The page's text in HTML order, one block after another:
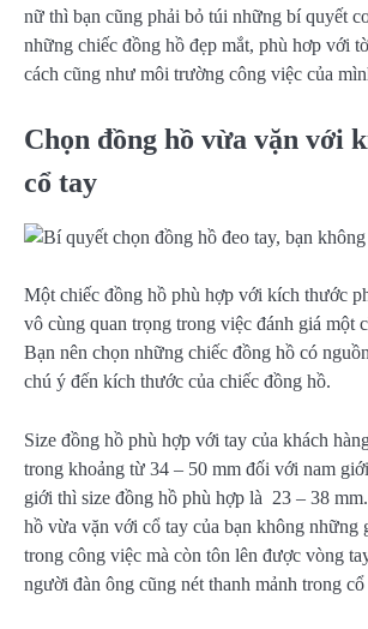
nữ thì bạn cũng phải bỏ túi những bí quyết
những chiếc đồng hồ đẹp mắt, phù hơp với
cách cũng như môi trường công việc của
Chọn đồng hồ vừa vặn với
cổ tay
Một chiếc đồng hồ phù hợp với kích thước
vô cùng quan trọng trong việc đánh giá một
Bạn nên chọn những chiếc đồng hồ có
chú ý đến kích thước của chiếc đồng hồ.
Size đồng hồ phù hợp với tay của khách
trong khoảng từ 34 – 50 mm đối với nam
giới thì size đồng hồ phù hợp là 23 – 38
hồ vừa vặn với cổ tay của bạn không những
trong công việc mà còn tôn lên được vòng
người đàn ông cũng nét thanh mảnh trong